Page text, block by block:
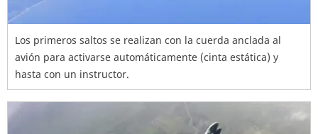
Los primeros saltos se realizan con la cuerda anclada al
avión para activarse automáticamente (cinta estática) y
hasta con un instructor.